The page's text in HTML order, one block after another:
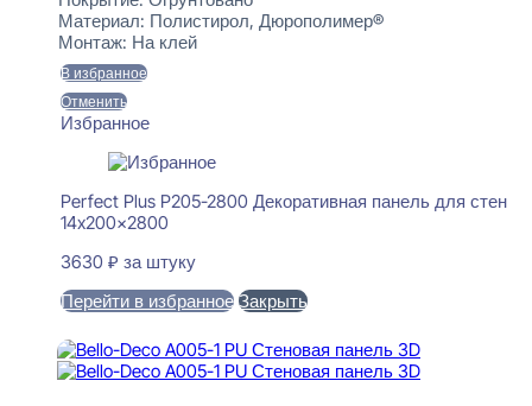
Материал: Полистирол, Дюрополимер®
Монтаж: На клей
В избранное
Отменить
Избранное
Perfect Plus P205-2800 Декоративная панель для стен
14x200x2800
3630 ₽ за штуку
Перейти в избранное Закрыть